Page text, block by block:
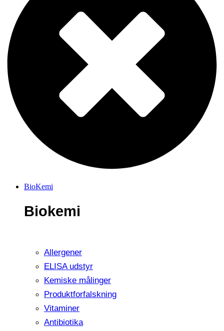
BioKemi
Biokemi
Allergener
ELISA udstyr
Kemiske målinger
Produktforfalskning
Vitaminer
Antibiotika